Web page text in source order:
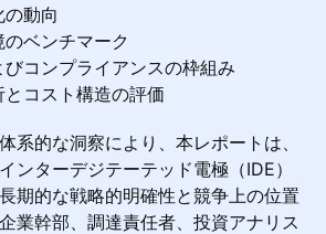
動向
ベンチマーク
びコンプライアンスの枠組み
とコスト構造の評価
系的な洞察により、本レポートは、
ンターデジテーテッド電極（IDE）
期的な戦略的明確性と競争上の位置
業幹部、調達責任者、投資アナリス